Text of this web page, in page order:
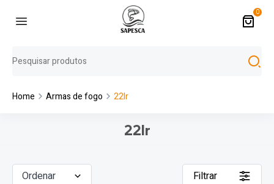
0
Home Armas de fogo 22lr
22lr
Filtrar
Ordenar